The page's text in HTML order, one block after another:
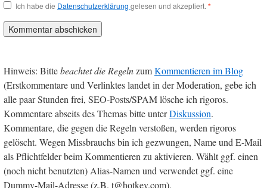
Ich habe die Datenschutzerklärung gelesen und akzeptiert. *
Hinweis: Bittebeachtet die RegelnzumKommentieren im Blog
(Erstkommentare und Verlinktes landet in der Moderation, gebe ich
alle paar Stunden frei, SEO-Posts/SPAM lösche ich rigoros.
Kommentare abseits des Themas bitte unterDiskussion.
Kommentare, die gegen die Regeln verstoßen, werden rigoros
gelöscht. Wegen Missbrauchs bin ich gezwungen, Name und E-Mail
als Pflichtfelder beim Kommentieren zu aktivieren. Wählt ggf. einen
(noch nicht benutzten) Alias-Namen und verwendet ggf. eine
Dummy-Mail-Adresse (z.B. t@hotkev.com).